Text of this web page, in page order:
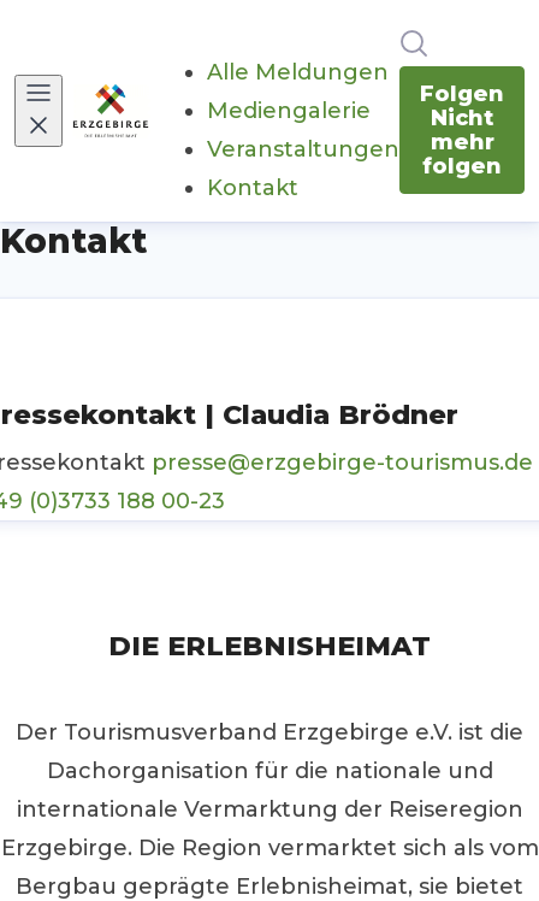
Alle Meldungen
Mediengalerie
Veranstaltungen
Kontakt (current)
Folgen
Nicht
mehr
folgen
Kontakt
| Claudia Brödner
presse@erzgebirge-tourismus.de
(0)3733 188 00-23
DIE ERLEBNISHEIMAT
Der Tourismusverband Erzgebirge e.V. ist die
Dachorganisation für die nationale und
internationale Vermarktung der Reiseregion
Erzgebirge. Die Region vermarktet sich als vom
Bergbau geprägte Erlebnisheimat, sie bietet